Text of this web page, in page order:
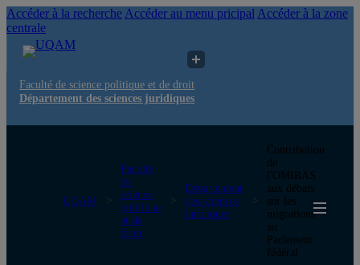
Accéder à la recherche Accéder au menu pricipal Accéder à la zone
centrale
Faculté de science politique et de droit
Département des sciences juridiques
UQAM
Faculté
de
science
politique
et de
droit
Département
des sciences
juridiques
Contribution
de
l'OMIRAS
aux débats
sur les
migrations
au
Parlement
fédéral